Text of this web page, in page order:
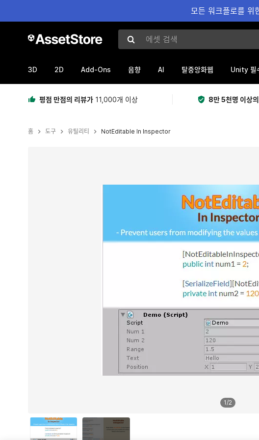
모든 워크플로를 위
에셋 검색
3D 2D Add-Ons 음향 AI 탈중앙화웹 Unity 필
평점 만점의 리뷰가 11,000개 이상 8만 5천명 이상의
홈 도구 유틸리티 NotEditable In Inspector
1/2